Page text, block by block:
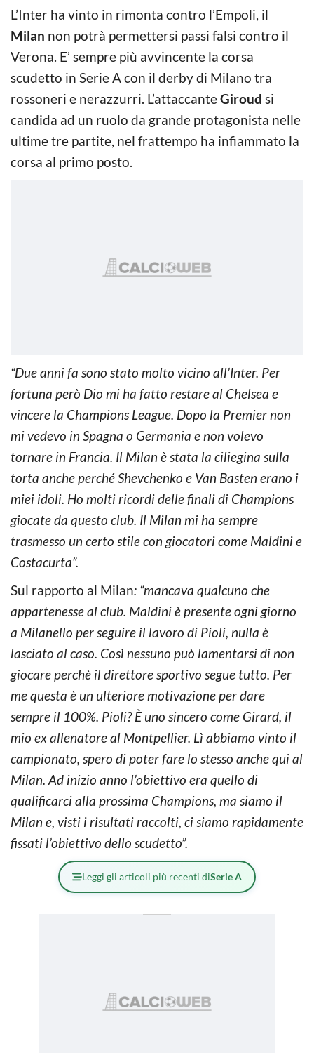
L’Inter ha vinto in rimonta contro l’Empoli, il
Milan non potrà permettersi passi falsi contro il
Verona. E’ sempre più avvincente la corsa
scudetto in Serie A con il derby di Milano tra
rossoneri e nerazzurri. L’attaccanteGiroud si
candida ad un ruolo da grande protagonista nelle
ultime tre partite, nel frattempo ha infiammato la
corsa al primo posto.
“Due anni fa sono stato molto vicino all’Inter. Per
fortuna però Dio mi ha fatto restare al Chelsea e
vincere la Champions League. Dopo la Premier non
mi vedevo in Spagna o Germania e non volevo
tornare in Francia. Il Milan è stata la ciliegina sulla
torta anche perché Shevchenko e Van Basten erano i
miei idoli. Ho molti ricordi delle finali di Champions
giocate da questo club. Il Milan mi ha sempre
trasmesso un certo stile con giocatori come Maldini e
Costacurta”.
Sul rapporto al Milan: “mancava qualcuno che
appartenesse al club. Maldini è presente ogni giorno
a Milanello per seguire il lavoro di Pioli, nulla è
lasciato al caso. Così nessuno può lamentarsi di non
giocare perchè il direttore sportivo segue tutto. Per
me questa è un ulteriore motivazione per dare
sempre il 100%. Pioli? È uno sincero come Girard, il
mio ex allenatore al Montpellier. Lì abbiamo vinto il
campionato, spero di poter fare lo stesso anche qui al
Milan. Ad inizio anno l’obiettivo era quello di
qualificarci alla prossima Champions, ma siamo il
Milan e, visti i risultati raccolti, ci siamo rapidamente
fissati l’obiettivo dello scudetto”.
Leggi gli articoli più recenti diSerie A